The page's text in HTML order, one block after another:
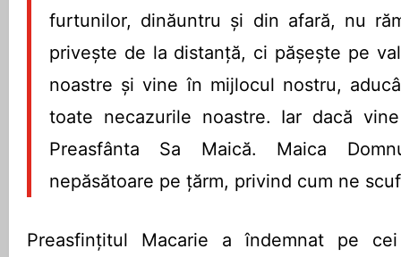
furtunilor, dinăuntru și din afară, nu
privește de la distanță, ci pășește pe
noastre și vine în mijlocul nostru,
toate necazurile noastre. Iar dacă
Preasfânta Sa Maică. Maica
nepăsătoare pe țărm, privind cum ne
Preasfințitul Macarie a îndemnat pe